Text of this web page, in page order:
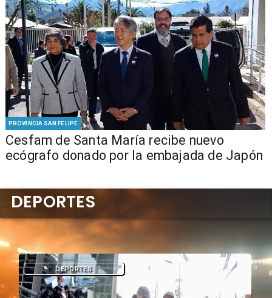
PROVINCIA SAN FELIPE
Cesfam de Santa María recibe nuevo
ecógrafo donado por la embajada de Japón
DEPORTES
DEPORTES